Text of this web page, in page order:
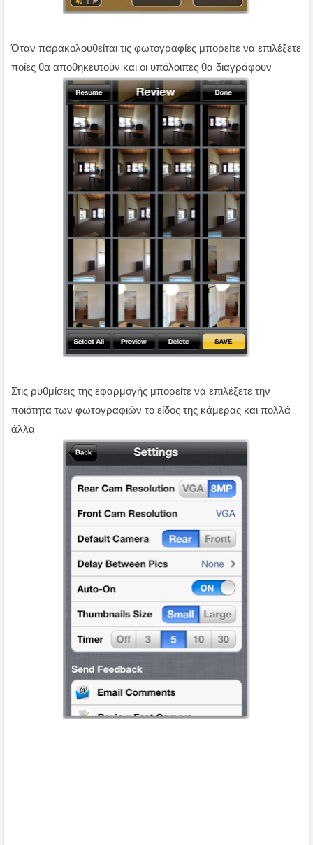
Όταν παρακολουθείται τις φωτογραφίες μπορείτε να επιλέξετε
ποίες θα αποθηκευτούν και οι υπόλοιπες θα διαγράφουν
Στις ρυθμίσεις της εφαρμογής μπορείτε να επιλέξετε την
ποιότητα των φωτογραφιών το είδος της κάμερας και πολλά
άλλα.